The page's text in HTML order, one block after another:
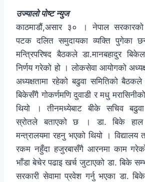
उज्यालो पोष्ट न्युज
काठमाडौं,असार ३० । नेपाल सरकारको
पटक दलित समुदायका व्यक्ति पुगेका
मन्त्रिपरिषद बैठकले डा.मानबहादुर
निर्णय गरेको हो । लोकसेवा आयोगको
अध्यक्षतामा रहेको बढुवा समितिको
बिकेसँगै गोकर्णमणि दुवाडी र मधु
थियो । तीनमध्येबाट बीके सचिव बढुवा
स्रोतले बताएको छ । डा. बिके
मन्त्रालयमा रहनु भएको थियो । विद्यालय
रकम नहुँदा हजुरबासँगै आरनमा काम
भाँडा बेचेर पढाइ खर्च जुटाएको डा. बिके
सरकारी सेवामा प्रवेश गर्नु भएका डा.